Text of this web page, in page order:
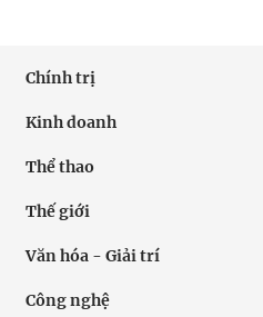
Chính trị
Kinh doanh
Thể thao
Thế giới
Văn hóa - Giải trí
Công nghệ